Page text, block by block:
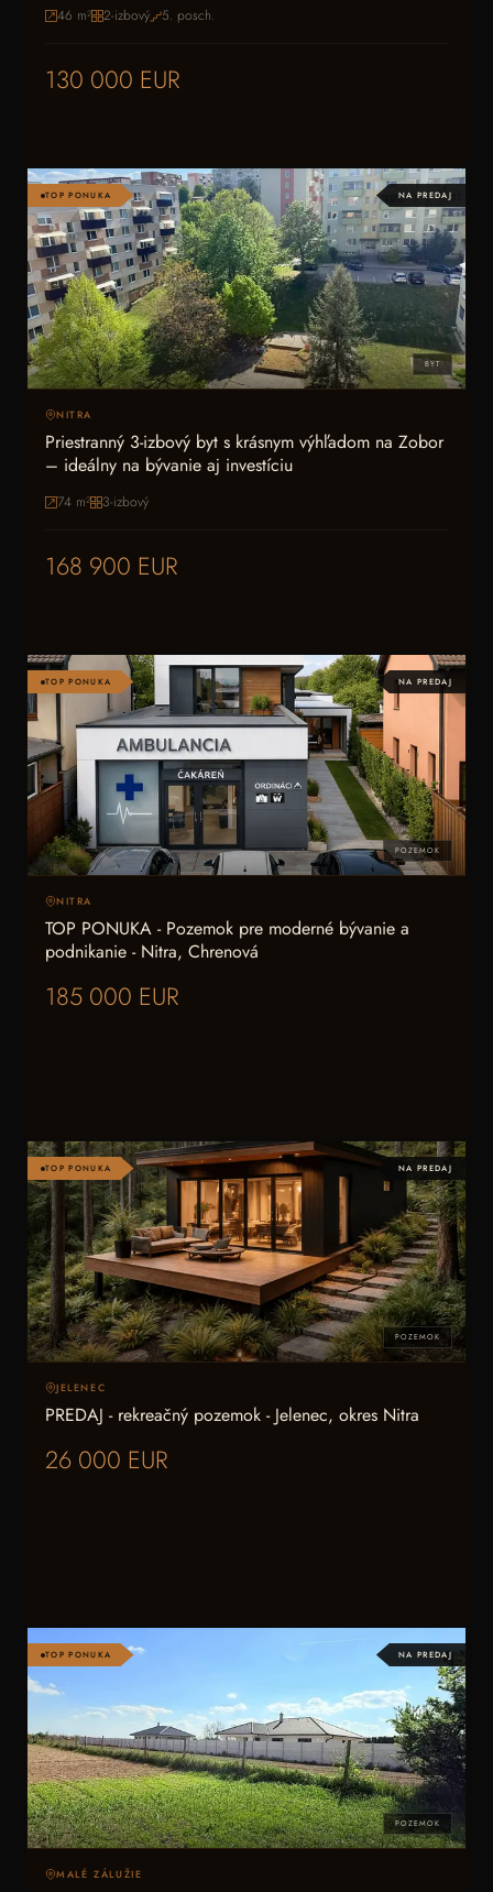
46 m² 2-izbový 5. posch.
130 000 EUR
TOP PONUKA NA PREDAJ
BYT
NITRA
Priestranný 3-izbový byt s krásnym výhľadom na Zobor
– ideálny na bývanie aj investíciu
74 m² 3-izbový
168 900 EUR
TOP PONUKA NA PREDAJ
POZEMOK
NITRA
TOP PONUKA - Pozemok pre moderné bývanie a
podnikanie - Nitra, Chrenová
185 000 EUR
TOP PONUKA NA PREDAJ
POZEMOK
JELENEC
PREDAJ - rekreačný pozemok - Jelenec, okres Nitra
26 000 EUR
TOP PONUKA NA PREDAJ
POZEMOK
MALÉ ZÁLUŽIE